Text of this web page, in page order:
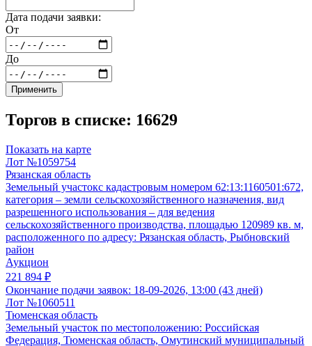
Дата подачи заявки:
От
До
Применить
Торгов в списке: 16629
Показать на карте
Лот №1059754
Рязанская область
Земельный участокс кадастровым номером 62:13:1160501:672,
категория – земли сельскохозяйственного назначения, вид
разрешенного использования – для ведения
сельскохозяйственного производства, площадью 120989 кв. м,
расположенного по адресу: Рязанская область, Рыбновский
район
Аукцион
221 894 ₽
Окончание подачи заявок: 18-09-2026, 13:00 (43 дней)
Лот №1060511
Тюменская область
Земельный участок по местоположению: Российская
Федерация, Тюменская область, Омутинский муниципальный